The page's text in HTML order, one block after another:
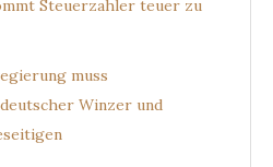
Steuerzahler teuer zu
muss
Winzer und